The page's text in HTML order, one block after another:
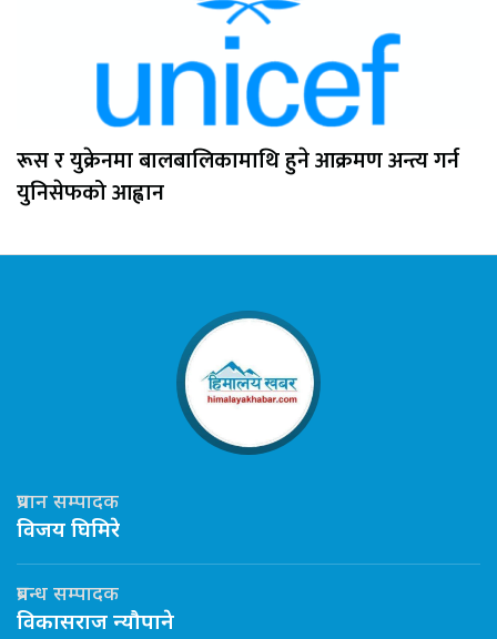
रूस र युक्रेनमा बालबालिकामाथि हुने आक्रमण अन्त्य गर्न
युनिसेफको आह्वान
प्रधान सम्पादक
विजय घिमिरे
प्रबन्ध सम्पादक
विकासराज न्यौपाने